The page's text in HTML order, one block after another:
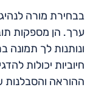
בבחירת מורה
ערך. הן מספקות
ונותנות לך תמונה
חיוביות יכולות
ההוראה והסבלנות